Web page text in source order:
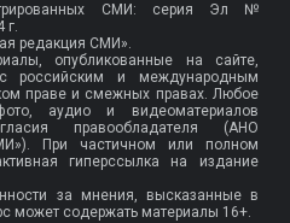
СМИ: серия Эл №
г.
редакция СМИ».
опубликованные на сайте,
российским и международным
праве и смежных правах. Любое
аудио и видеоматериалов
правообладателя (АНО
При частичном или полном
гиперссылка на издание
за мнения, высказанные в
может содержать материалы 16+.